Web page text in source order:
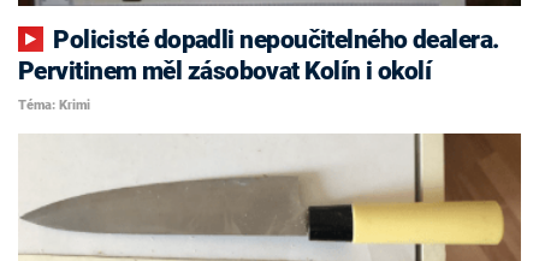
Pervitinem měl zásobovat Kolín i okolí
Téma: Krimi